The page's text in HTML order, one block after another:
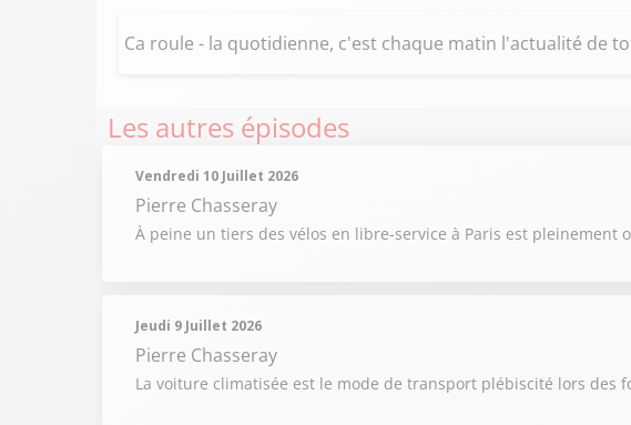
Ca roule - la quotidienne, c'est chaque matin l'actualité de
Les autres épisodes
Vendredi 10 Juillet 2026
Pierre Chasseray
À peine un tiers des vélos en libre-service à Paris est pleinement
Jeudi 9 Juillet 2026
Pierre Chasseray
La voiture climatisée est le mode de transport plébiscité lors des